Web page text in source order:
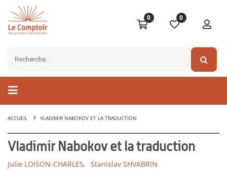
0 0
ACCUEIL VLADIMIR NABOKOV ET LA TRADUCTION
Vladimir Nabokov et la traduction
Julie LOISON-CHARLES, Stanislav SHVABRIN